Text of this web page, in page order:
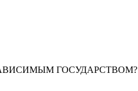
ГОСУДАРСТВОМ?